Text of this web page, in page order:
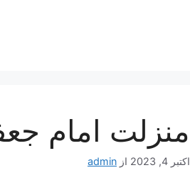
منزلت امام
اکتبر 4, 2023 از admin